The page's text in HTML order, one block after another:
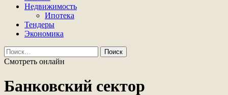
Недвижимость
Ипотека
Тендеры
Экономика
Найти:
Смотреть онлайн
Банковский сектор